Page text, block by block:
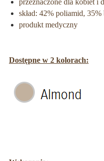
przeznaczone dla kobiet i
skład: 42% poliamid, 35%
produkt medyczny
Dostępne w 2 kolorach: